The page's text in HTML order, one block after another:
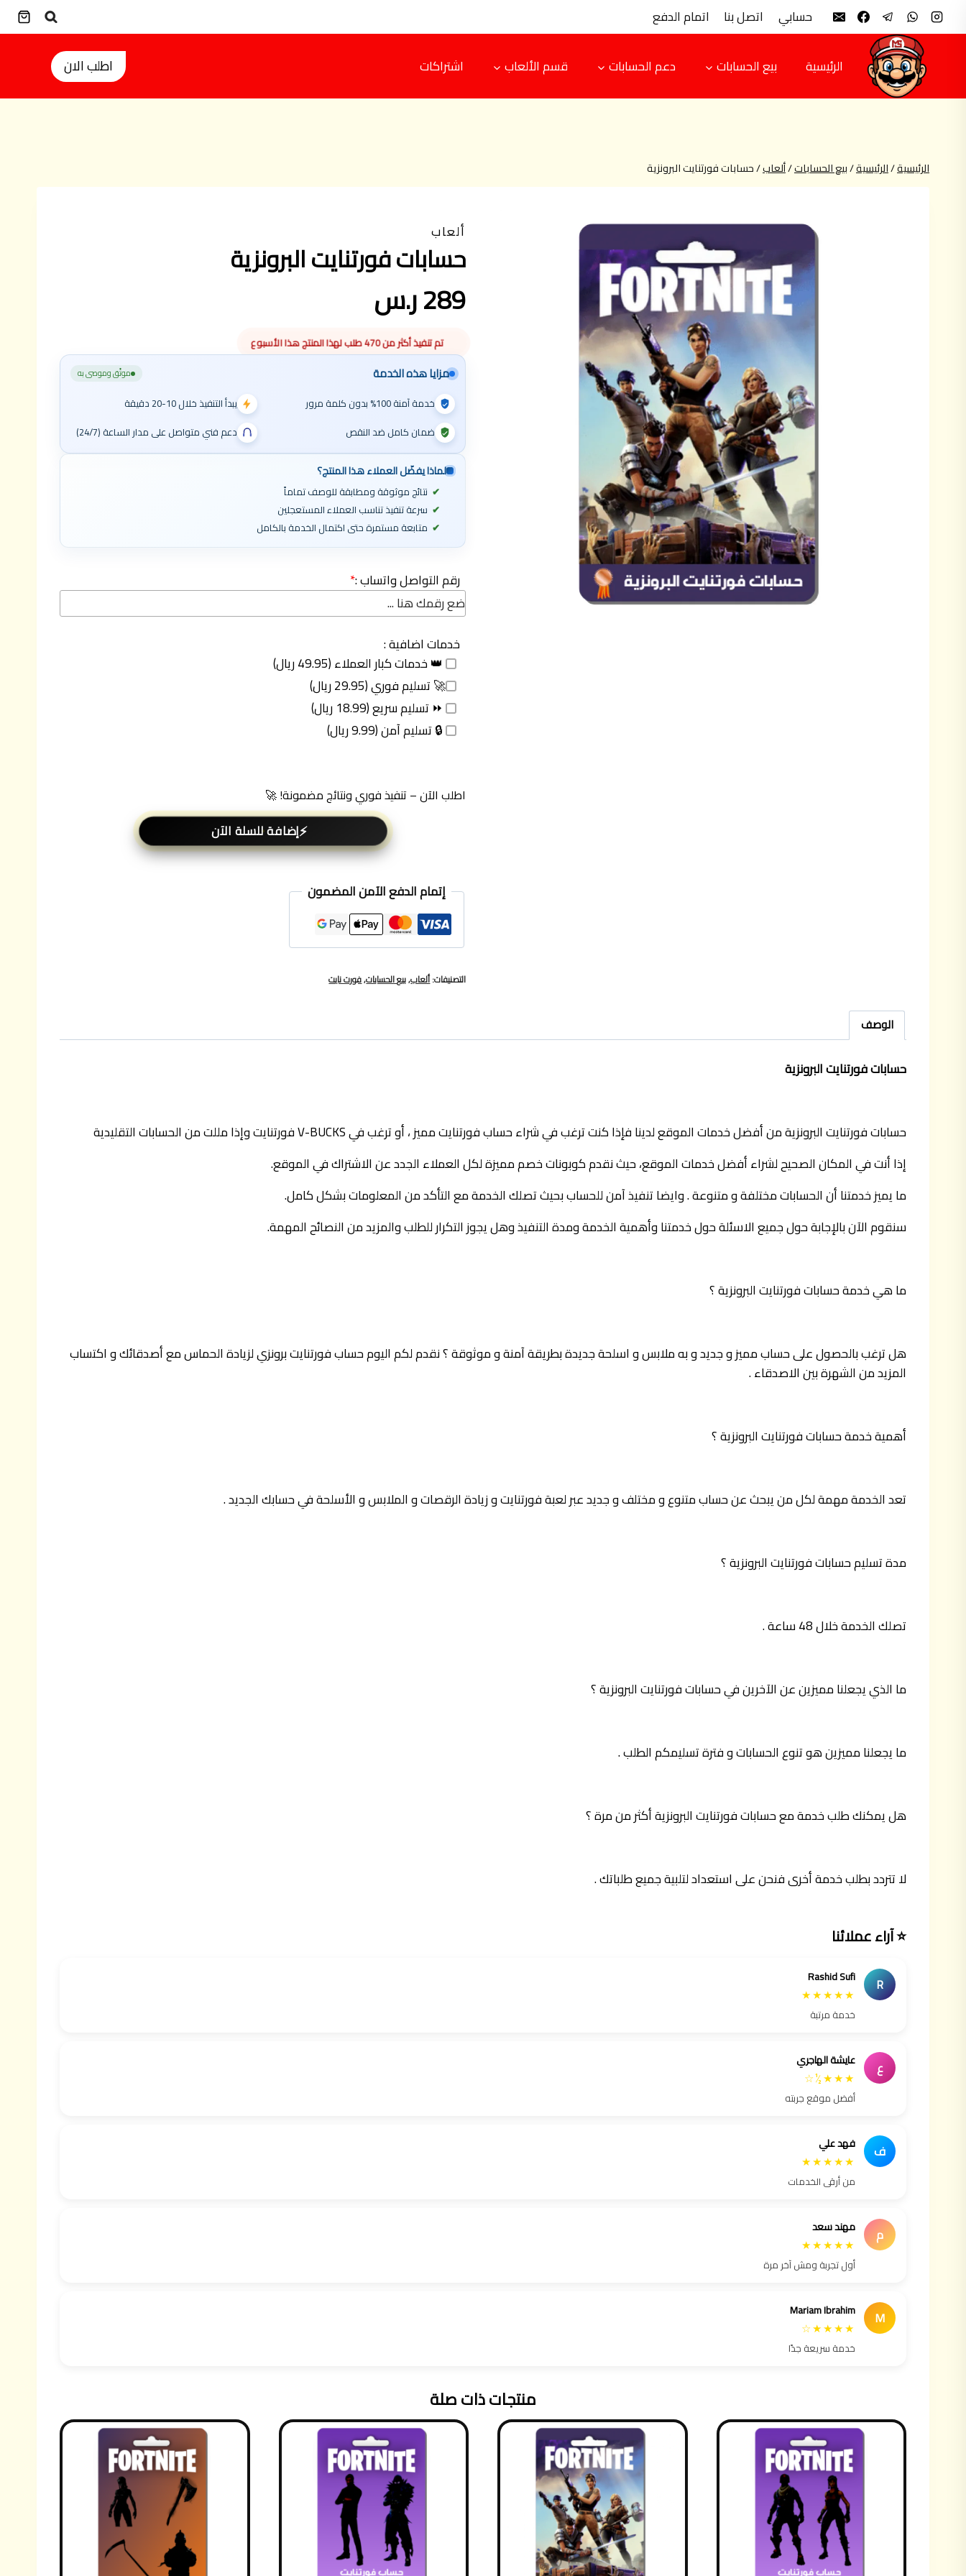
التجاوز
إلى
المحتوى
حسابي اتصل بنا اتمام الدفع
الرئيسية بيع الحسابات دعم الحسابات قسم الألعاب اشتراكات اطلب الان
الرئيسية/الرئيسية/بيع الحسابات/ألعاب/حسابات فورتنايت البرونزية
ألعاب
حسابات فورتنايت البرونزية
289 ر.س
تم تنفيذ أكثر من 470 طلب لهذا المنتج هذا الأسبوع
مزايا هذه الخدمة موثّق وموصى به
خدمة آمنة 100% بدون كلمة مرور
يبدأ التنفيذ خلال 10-20 دقيقة
ضمان كامل ضد النقص
دعم فني متواصل على مدار الساعة (24/7)
لماذا يفضّل العملاء هذا المنتج؟
نتائج موثوقة ومطابقة للوصف تماماً
سرعة تنفيذ تناسب العملاء المستعجلين
متابعة مستمرة حتى اكتمال الخدمة بالكامل
رقم التواصل واتساب :*
خدمات اضافية :
👑 خدمات كبار العملاء (49.95 ريال)
🚀 تسليم فوري (29.95 ريال)
⏩ تسليم سريع (18.99 ريال)
🔒 تسليم آمن (9.99 ريال)
اطلب الآن – تنفيذ فوري ونتائج مضمونة! 🚀
إضافة للسلة الآن
إتمام الدفع الآمن المضمون
التصنيفات:ألعاب,بيع الحسابات,فورت نايت
الوصف
حسابات فورتنايت البرونزية
حسابات فورتنايت البرونزية من أفضل خدمات الموقع لدينا فإذا كنت ترغب في شراء حساب فورتنايت مميز ، أو ترغب في V-BUCKS فورتنايت وإذا مللت من الحسابات التقليدية
إذا أنت في المكان الصحيح لشراء أفضل خدمات الموقع، حيث نقدم كوبونات خصم مميزة لكل العملاء الجدد عن الاشتراك في الموقع.
ما يميز خدمتنا أن الحسابات مختلفة و متنوعة . وايضا تنفيذ آمن للحساب بحيث تصلك الخدمة مع التأكد من المعلومات بشكل كامل.
سنقوم الآن بالإجابة حول جميع الاسئلة حول خدمتنا وأهمية الخدمة ومدة التنفيذ وهل يجوز التكرار للطلب والمزيد من النصائح المهمة.
ما هي خدمة حسابات فورتنايت البرونزية ؟
هل ترغب بالحصول على حساب مميز و جديد و به ملابس و اسلحة جديدة بطريقة آمنة و موثوقة ؟ نقدم لكم اليوم حساب فورتنايت برونزي لزيادة الحماس مع أصدقائك و اكتساب
المزيد من الشهرة بين الاصدقاء .
أهمية خدمة حسابات فورتنايت البرونزية ؟
تعد الخدمة مهمة لكل من يبحث عن حساب متنوع و مختلف و جديد عبر لعبة فورتنايت و زيادة الرقصات و الملابس و الأسلحة في حسابك الجديد .
مدة تسليم حسابات فورتنايت البرونزية ؟
تصلك الخدمة خلال 48 ساعة .
ما الذي يجعلنا مميزين عن الآخرين في حسابات فورتنايت البرونزية ؟
ما يجعلنا مميزين هو تنوع الحسابات و فترة تسليمكم الطلب .
هل يمكنك طلب خدمة مع حسابات فورتنايت البرونزية أكثر من مرة ؟
لا تتردد بطلب خدمة أخرى فنحن على استعداد لتلبية جميع طلباتك .
⭐ آراء عملائنا
R
Rashid Sufi
★★★★★
خدمة مرتبة
ع عايشة الهاجري
★★★½☆
أفضل موقع جربته
ف فهد علي
★★★★★
من أرقى الخدمات
م مهند سعد
★★★★★
أول تجربة ومش آخر مرة
M
Mariam Ibrahim
★★★★☆
خدمة سريعة جدًا
منتجات ذات صلة